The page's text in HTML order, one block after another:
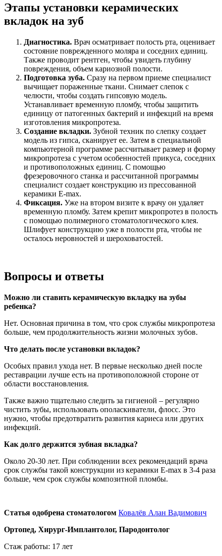
Этапы установки керамических
вкладок на зуб
Диагностика. Врач осматривает полость рта, оценивает
состояние поврежденного моляра и соседних единиц.
Также проводит рентген, чтобы увидеть глубину
повреждения, объем кариозной полости.
Подготовка зуба. Сразу на первом приеме специалист
вычищает пораженные ткани. Снимает слепок с
челюсти, чтобы создать гипсовую модель.
Устанавливает временную пломбу, чтобы защитить
единицу от патогенных бактерий и инфекций на время
изготовления микропротеза.
Создание вкладки. Зубной техник по слепку создает
модель из гипса, сканирует ее. Затем в специальной
компьютерной программе рассчитывает размер и форму
микропротеза с учетом особенностей прикуса, соседних
и противоположных единиц. С помощью
фрезеровочного станка и рассчитанной программы
специалист создает конструкцию из прессованной
керамики E-max.
Фиксация. Уже на втором визите к врачу он удаляет
временную пломбу. Затем крепит микропротез в полость
с помощью полимерного стоматологического клея.
Шлифует конструкцию уже в полости рта, чтобы не
осталось неровностей и шероховатостей.
Вопросы и ответы
Можно ли ставить керамическую вкладку на зубы
ребенка?
Нет. Основная причина в том, что срок службы микропротеза
больше, чем продолжительность жизни молочных зубов.
Что делать после установки вкладок?
Особых правил ухода нет. В первые несколько дней после
реставрации лучше есть на противоположной стороне от
области восстановления.
Также важно тщательно следить за гигиеной – регулярно
чистить зубы, использовать ополаскиватели, флосс. Это
нужно, чтобы предотвратить развития кариеса или других
инфекций.
Как долго держится зубная вкладка?
Около 20-30 лет. При соблюдении всех рекомендаций врача
срок службы такой конструкции из керамики E-max в 3-4 раза
больше, чем срок службы композитной пломбы.
Статья одобрена стоматологом Ковалёв Алан Вадимович
Ортопед, Хирург-Имплантолог, Пародонтолог
Стаж работы: 17 лет